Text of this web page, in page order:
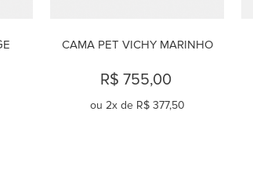
CAMA PET VICHY MARINHO
R$ 755,00
ou 2x de R$ 377,50